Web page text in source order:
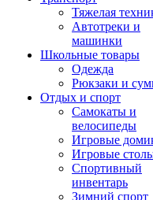
Тяжелая
Автотреки и
машинки
Школьные товары
Одежда
Рюкзаки и
Отдых и спорт
Самокаты и
велосипеды
Игровые
Игровые
Спортивный
инвентарь
Зимний спорт